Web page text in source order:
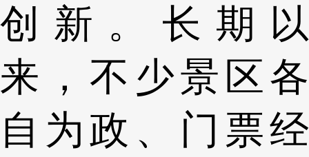
创新。长期以
来，不少景区各
自为政、门票经